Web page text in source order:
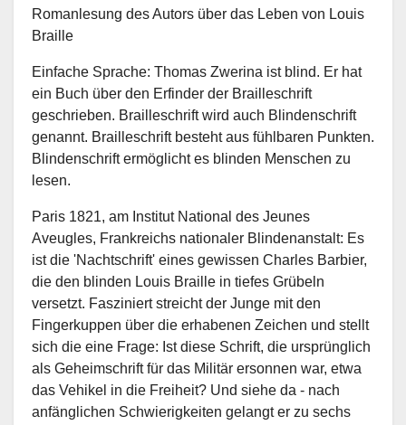
Romanlesung des Autors über das Leben von Louis
Braille
Einfache Sprache: Thomas Zwerina ist blind. Er hat
ein Buch über den Erfinder der Brailleschrift
geschrieben. Brailleschrift wird auch Blindenschrift
genannt. Brailleschrift besteht aus fühlbaren Punkten.
Blindenschrift ermöglicht es blinden Menschen zu
lesen.
Paris 1821, am Institut National des Jeunes
Aveugles, Frankreichs nationaler Blindenanstalt: Es
ist die 'Nachtschrift' eines gewissen Charles Barbier,
die den blinden Louis Braille in tiefes Grübeln
versetzt. Fasziniert streicht der Junge mit den
Fingerkuppen über die erhabenen Zeichen und stellt
sich die eine Frage: Ist diese Schrift, die ursprünglich
als Geheimschrift für das Militär ersonnen war, etwa
das Vehikel in die Freiheit? Und siehe da - nach
anfänglichen Schwierigkeiten gelangt er zu sechs